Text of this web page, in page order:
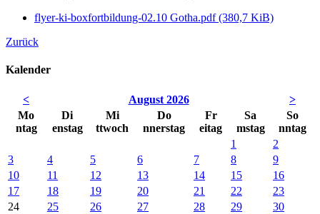
flyer-ki-boxfortbildung-02.10 Gotha.pdf(380,7 KiB)
Zurück
Kalender
< August 2026
>
Mo
ntag
Di
enstag
Mi
ttwoch
Do
nnerstag
Fr
eitag
Sa
mstag
So
nntag
1
2
3
4 5 6 7 8
9
10
11 12 13 14 15
16
17
18 19 20 21 22
23
24
25 26 27 28 29
30